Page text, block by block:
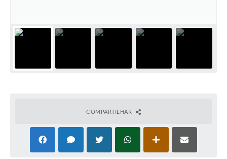
Dados gerais e Obras
Perguntas e respostas frequentes
COMPARTILHAR